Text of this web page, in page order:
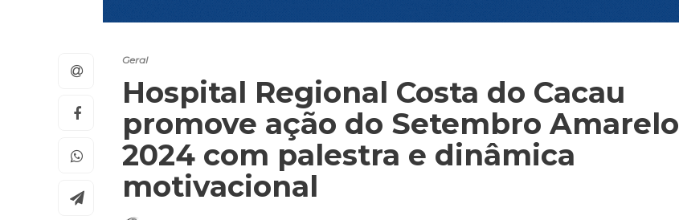
Geral
Hospital Regional Costa do Cacau
promove ação do Setembro Amarelo
2024 com palestra e dinâmica
motivacional